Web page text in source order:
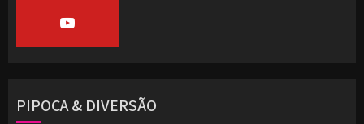
PIPOCA & DIVERSÃO